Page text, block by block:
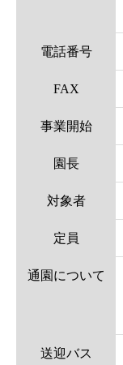
電話番号
FAX
事業開始
園長
対象者
定員
通園について
送迎バス